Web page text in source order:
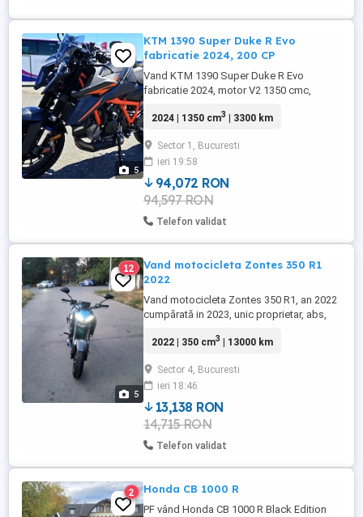
5
KTM 1390 Super Duke R Evo
fabricatie 2024, 200 CP
Vand KTM 1390 Super Duke R Evo
fabricatie 2024, motor V2 1350 cmc,
VBKV39400RM902289 Prima inmatriculare
Motocicleta a fost intretinuta foarte bine,
servisata la timp. Prima revizie a fost
efectuata in martie 2024, la 1000 km.
Ultima ...
2024 | 1350 cm3 | 3300 km
Sector 1, Bucuresti
ieri 19:58
94,072 RON
94,597 RON
Telefon validat
5
12
Vand motocicleta Zontes 350 R1
2022
Vand motocicleta Zontes 350 R1, an 2022
cumpărată in 2023, unic proprietar, abs,
creștere. Perfectă pentru un începător
plăcuțele de frână.
2022 | 350 cm3 | 13000 km
Sector 4, Bucuresti
ieri 18:46
13,138 RON
14,715 RON
Telefon validat
2 Honda CB 1000 R
PF vând Honda CB 1000 R Black Edition